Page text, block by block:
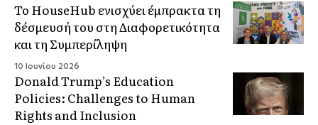
Το HouseHub ενισχύει έμπρακτα τη
δέσμευσή του στη Διαφορετικότητα
και τη Συμπερίληψη
10 Ιουνίου 2026
Donald Trump’s Education
Policies: Challenges to Human
Rights and Inclusion